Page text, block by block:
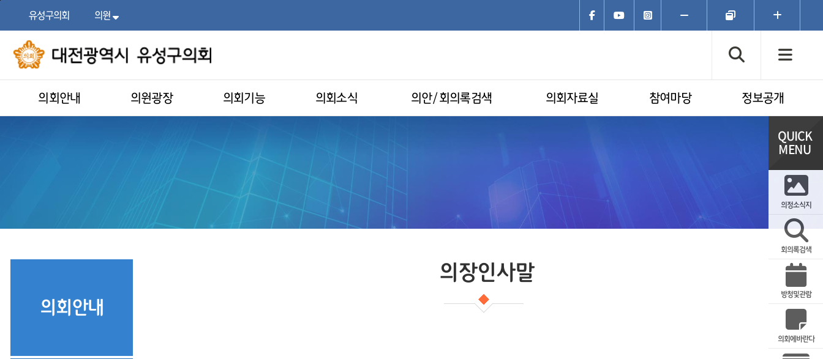
유성구의회 의원 목록
열기
페이스북유튜브 인스타그램폰트크기
폰트크기
폰트크기
검색창 열기
전체
의회안내 의원광장 의회기능 의회소식 의안/회의록검색 의회자료실 참여마당 정보공개
의회안내
의장인사말
의정소식지
회의록검색
방청및관람
의회에바란다